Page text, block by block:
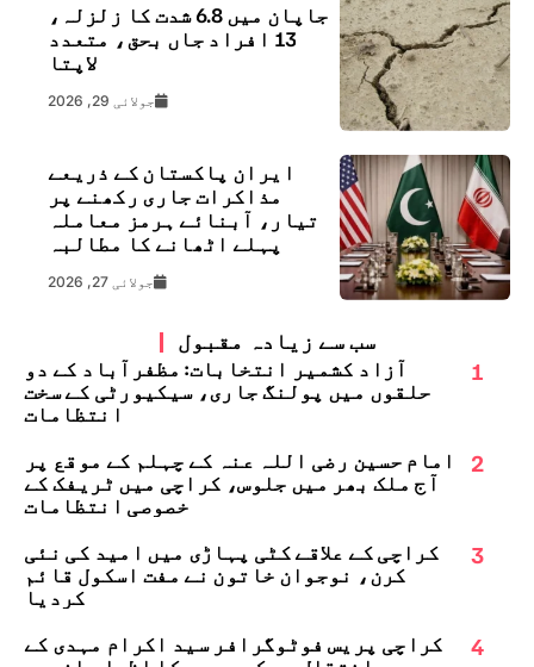
جاپان میں 6.8 شدت کا زلزلہ،
13 افراد جاں بحق، متعدد
لاپتا
جولائی 29, 2026
ایران پاکستان کے ذریعے
مذاکرات جاری رکھنے پر
تیار، آبنائے ہرمز معاملہ
پہلے اٹھانے کا مطالبہ
جولائی 27, 2026
سب سے زیادہ مقبول
1
آزاد کشمیر انتخابات: مظفرآباد کے دو
حلقوں میں پولنگ جاری، سیکیورٹی کے سخت
انتظامات
2
امام حسین رضی اللہ عنہ کے چہلم کے موقع پر
آج ملک بھر میں جلوس، کراچی میں ٹریفک کے
خصوصی انتظامات
3
کراچی کے علاقے کٹی پہاڑی میں امید کی نئی
کرن، نوجوان خاتون نے مفت اسکول قائم
کردیا
4
کراچی پریس فوٹوگرافر سید اکرام مہدی کے